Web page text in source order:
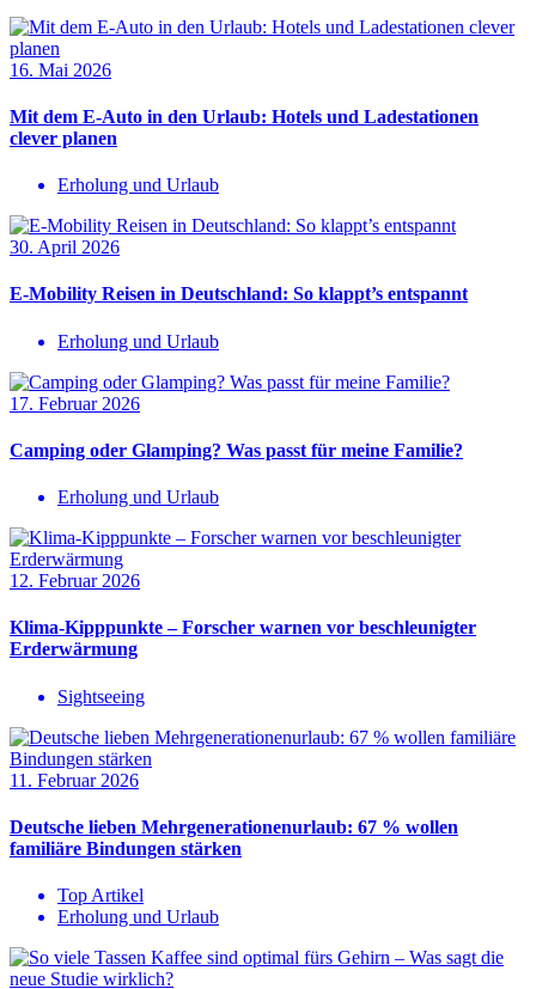
16. Mai 2026
Mit dem E-Auto in den Urlaub: Hotels und Ladestationen
clever planen
Erholung und Urlaub
30. April 2026
E-Mobility Reisen in Deutschland: So klappt’s entspannt
Erholung und Urlaub
17. Februar 2026
Camping oder Glamping? Was passt für meine Familie?
Erholung und Urlaub
12. Februar 2026
Klima-Kipppunkte – Forscher warnen vor beschleunigter
Erderwärmung
Sightseeing
11. Februar 2026
Deutsche lieben Mehrgenerationenurlaub: 67 % wollen
familiäre Bindungen stärken
Top Artikel
Erholung und Urlaub